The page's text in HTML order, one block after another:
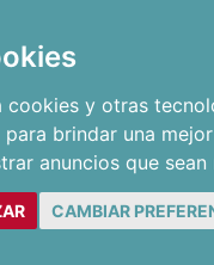
y otras
para brindar una
anuncios que
CAMBIAR